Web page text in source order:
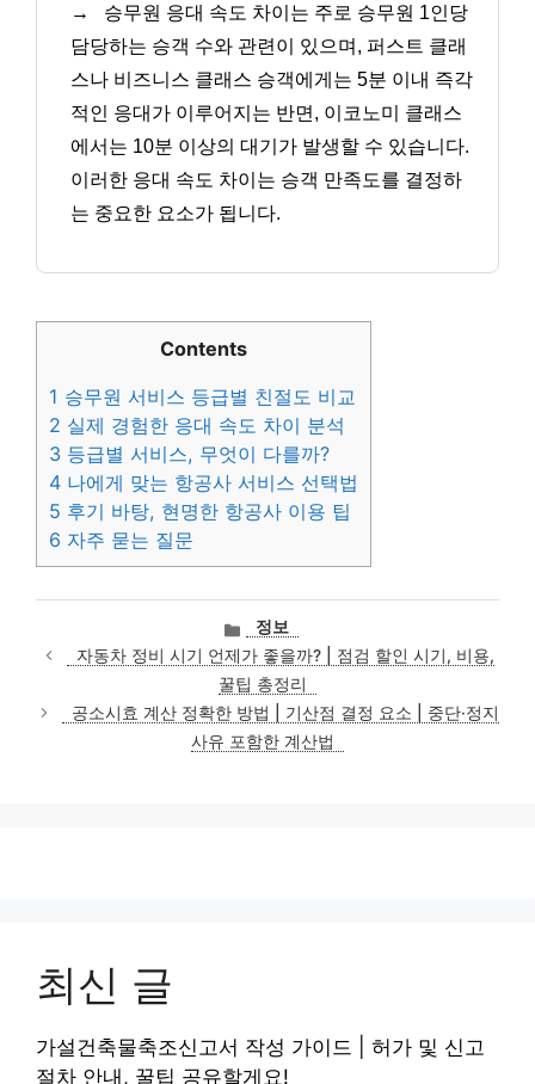
→
승무원 응대 속도 차이는 주로 승무원 1인당
담당하는 승객 수와 관련이 있으며, 퍼스트 클래
스나 비즈니스 클래스 승객에게는 5분 이내 즉각
적인 응대가 이루어지는 반면, 이코노미 클래스
에서는 10분 이상의 대기가 발생할 수 있습니다.
이러한 응대 속도 차이는 승객 만족도를 결정하
는 중요한 요소가 됩니다.
Contents
1 승무원 서비스 등급별 친절도 비교
2 실제 경험한 응대 속도 차이 분석
3 등급별 서비스, 무엇이 다를까?
4 나에게 맞는 항공사 서비스 선택법
5 후기 바탕, 현명한 항공사 이용 팁
6 자주 묻는 질문
카
테
고
리
정보
자동차 정비 시기 언제가 좋을까? | 점검 할인 시기, 비용,
꿀팁 총정리
공소시효 계산 정확한 방법 | 기산점 결정 요소 | 중단·정지
사유 포함한 계산법
최신 글
가설건축물축조신고서 작성 가이드 | 허가 및 신고
절차 안내, 꿀팁 공유할게요!